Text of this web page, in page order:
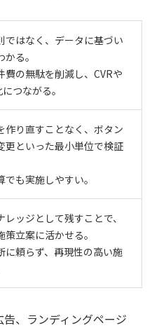
ではなく、データに基づい
る。
費の無駄を削減し、CVRや
つながる。
作り直すことなく、ボタン
更といった最小単位で検証
でも実施しやすい。
ッジとして残すことで、
立案に活かせる。
に頼らず、再現性の高い施
、ランディングページ